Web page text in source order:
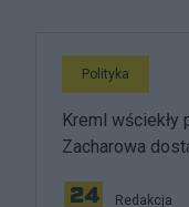
Polityka
Kreml wściekły
Zacharowa
Redakcja